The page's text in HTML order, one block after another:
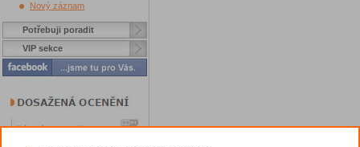
Nový záznam
Potřebuji poradit
VIP sekce